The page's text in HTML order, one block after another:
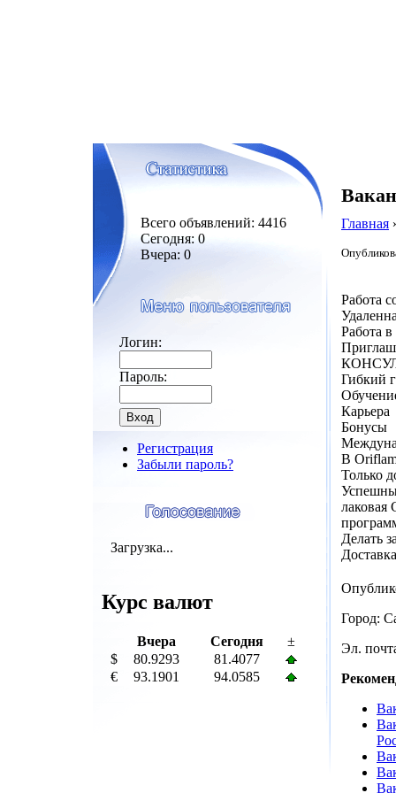
Всего объявлений: 4416
Сегодня: 0
Вчера: 0
Логин:
Пароль:
Регистрация
Забыли пароль?
Загрузка...
Курс валют
Вчера Сегодня
±
$
80.9293
81.4077
€
93.1901 94.0585
Главная
Работа
Работа
Гибкий
Карьера
Бонусы
В
Только
Делать
Город:
Эл.